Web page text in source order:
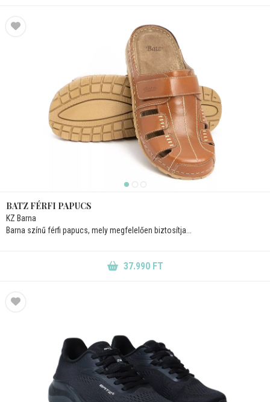
BATZ FÉRFI PAPUCS
KZ Barna
Barna színű férfi papucs, mely megfelelően biztosítja...
37.990 FT